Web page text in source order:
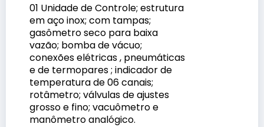
01 Unidade de Controle; estrutura
em aço inox; com tampas;
gasômetro seco para baixa
vazão; bomba de vácuo;
conexões elétricas , pneumáticas
e de termopares ; indicador de
temperatura de 06 canais;
rotâmetro; válvulas de ajustes
grosso e fino; vacuômetro e
manômetro analógico.